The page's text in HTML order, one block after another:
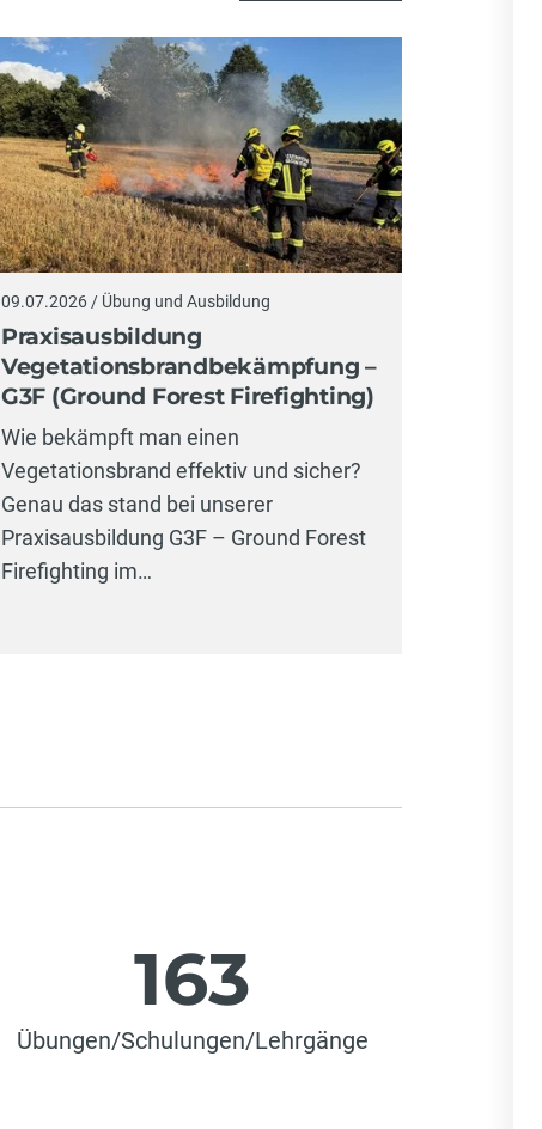
09.07.2026 / Übung und Ausbildung
Praxisausbildung
Vegetationsbrandbekämpfung –
G3F (Ground Forest Firefighting)
Wie bekämpft man einen
Vegetationsbrand effektiv und sicher?
Genau das stand bei unserer
Praxisausbildung G3F – Ground Forest
Firefighting im…
163
Übungen/Schulungen/Lehrgänge